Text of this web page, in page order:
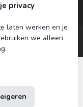
by
privacy
laten werken en je
we alleen